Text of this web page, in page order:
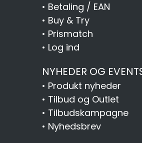
• Betaling / EAN
• Buy & Try
• Prismatch
• Log ind
NYHEDER OG
• Produkt nyheder
• Tilbud og Outlet
• Tilbudskampagne
• Nyhedsbrev